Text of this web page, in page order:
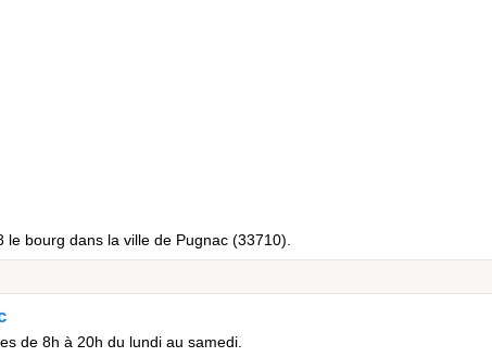
bourg dans la ville de Pugnac (33710).
de 8h à 20h du lundi au samedi.